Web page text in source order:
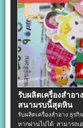
รับผลิตเครื่องสําอ
สนามรบนี้สุดหิน
รับผลิตเครื่องสําอาง ธุร
หากผ่านไปได้ สามารถเ